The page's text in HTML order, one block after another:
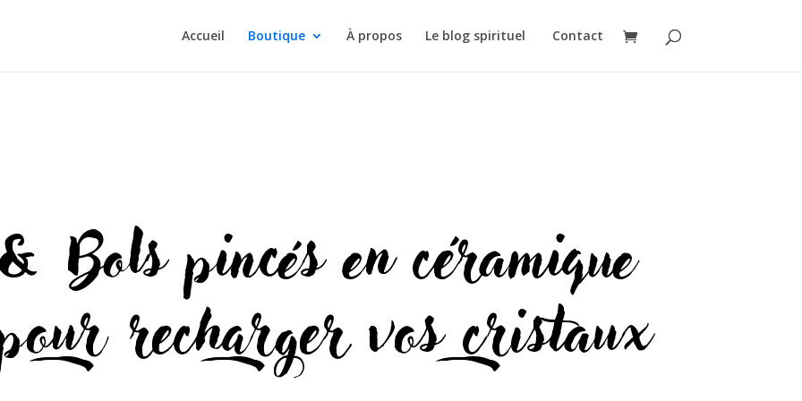
Accueil Boutique À propos Le blog spirituel Contact
pincés en céramique
recharger vos cristaux